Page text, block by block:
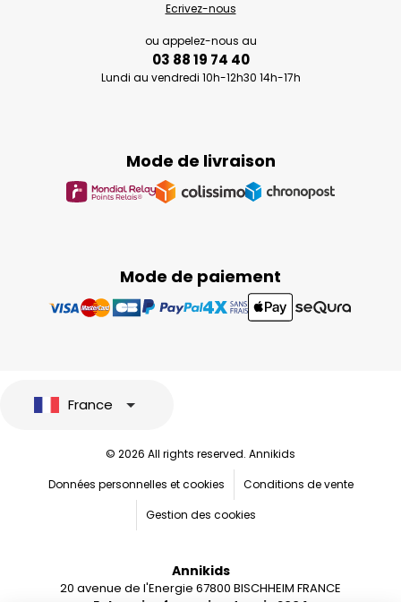
Mode de paiement
Mode de livraison
Ecrivez-nous
ou appelez-nous au
03 88 19 74 40
Lundi au vendredi 10h-12h30 14h-17h
France
© 2026 All rights reserved. Annikids
Données personnelles et cookies
Conditions de vente
Gestion des cookies
Annikids
20 avenue de l'Energie 67800 BISCHHEIM FRANCE
Entreprise française depuis 2004